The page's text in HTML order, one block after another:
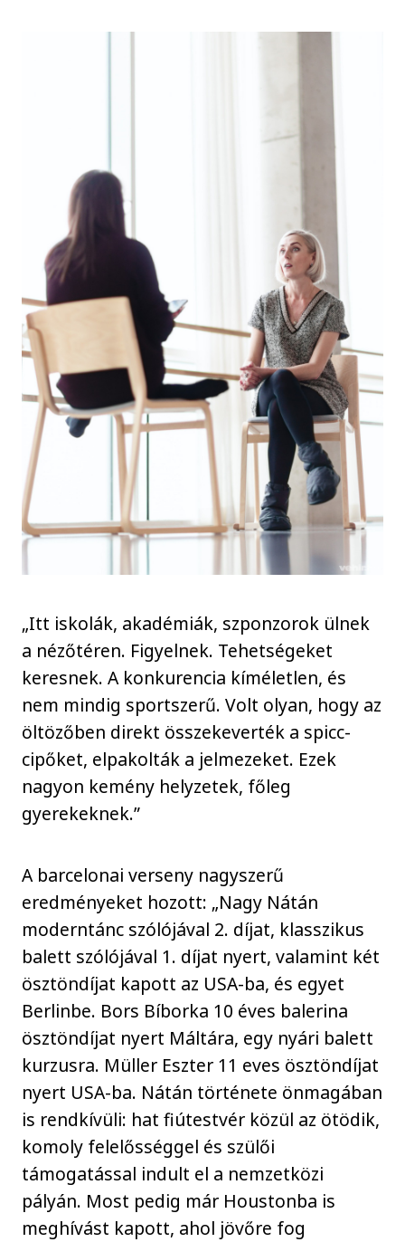
„Itt iskolák, akadémiák, szponzorok ülnek
a nézőtéren. Figyelnek. Tehetségeket
keresnek. A konkurencia kíméletlen, és
nem mindig sportszerű. Volt olyan, hogy az
öltözőben direkt összekeverték a spicc-
cipőket, elpakolták a jelmezeket. Ezek
nagyon kemény helyzetek, főleg
gyerekeknek.”
A barcelonai verseny nagyszerű
eredményeket hozott: „Nagy Nátán
moderntánc szólójával 2. díjat, klasszikus
balett szólójával 1. díjat nyert, valamint két
ösztöndíjat kapott az USA-ba, és egyet
Berlinbe. Bors Bíborka 10 éves balerina
ösztöndíjat nyert Máltára, egy nyári balett
kurzusra. Müller Eszter 11 eves ösztöndíjat
nyert USA-ba. Nátán története önmagában
is rendkívüli: hat fiútestvér közül az ötödik,
komoly felelősséggel és szülői
támogatással indult el a nemzetközi
pályán. Most pedig már Houstonba is
meghívást kapott, ahol jövőre fog